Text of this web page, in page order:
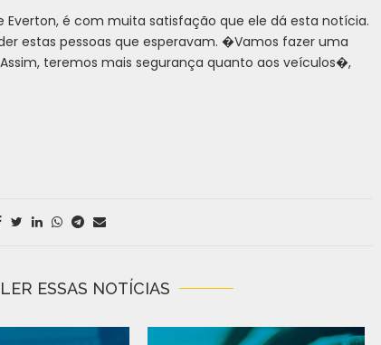
é com muita satisfação que ele dá esta notícia.
estas pessoas que esperavam. �Vamos fazer uma
teremos mais segurança quanto aos veículos�,
ESSAS NOTÍCIAS